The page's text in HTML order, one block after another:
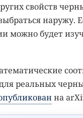
свойств
наружу.
можно будет
реальных
на